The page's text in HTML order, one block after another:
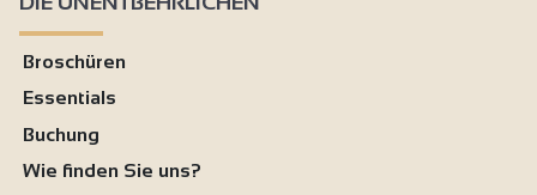
Broschüren
Essentials
Buchung
Wie finden Sie uns?